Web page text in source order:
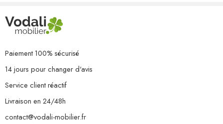
Paiement 100% sécurisé
14 jours pour changer d'avis
Service client réactif
Livraison en 24/48h
contact@vodali-mobilier.fr